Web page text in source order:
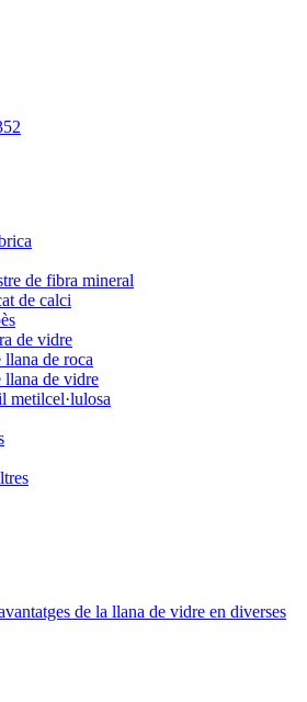
de fibra mineral
de calci
de vidre
de roca
de vidre
metilcel·lulosa
de la llana de vidre en diverses